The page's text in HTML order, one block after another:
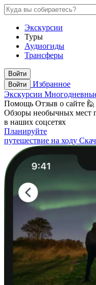
Экскурсии
Туры
Аудиогиды
Трансферы
Войти
Войти
Избранное
Экскурсии
Помощь Отзыв о сайте 🙋
Обзоры необычных мест
в наших соцсетях
Планируйте
путешествие на ходу